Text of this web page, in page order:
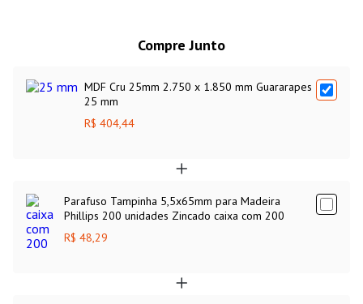
material excepcionalmente fácil de usinar, garantindo resultados
precisos em rebaixos detalhados, relevos ou desenhos complexos,
Compre Junto
MDF Cru 25mm 2.750 x 1.850 mm Guararapes
25 mm
R$ 404,44
Parafuso Tampinha 5,5x65mm para Madeira
Phillips 200 unidades Zincado caixa com 200
R$ 48,29